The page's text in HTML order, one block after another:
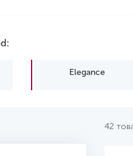
Elegance
42